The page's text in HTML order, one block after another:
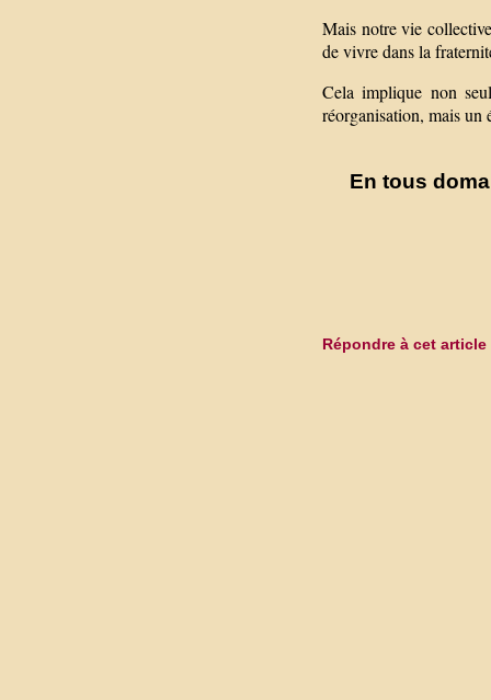
Mais notre vie
de vivre dans la
Cela implique non
réorganisation, mais un
En tous
Répondre à cet article